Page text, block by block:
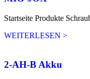
Startseite Produkte
WEITERLESEN >
2-AH-B Akku